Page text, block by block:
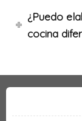
¿Puedo
cocina